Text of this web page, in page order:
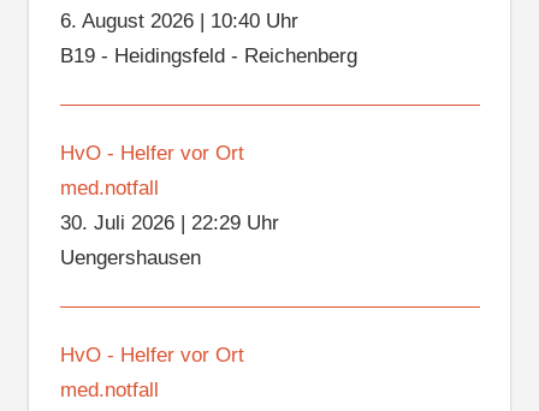
6. August 2026| 10:40 Uhr
B19 - Heidingsfeld - Reichenberg
HvO - Helfer vor Ort
med.notfall
30. Juli 2026| 22:29 Uhr
Uengershausen
HvO - Helfer vor Ort
med.notfall